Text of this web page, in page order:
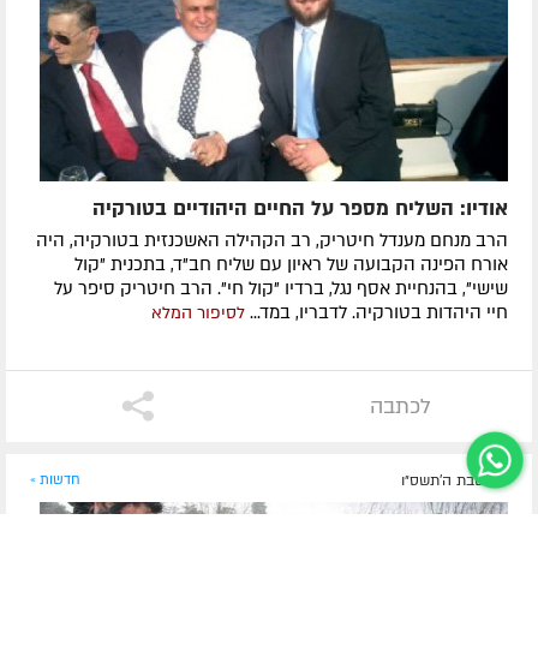
אודיו: השליח מספר על החיים היהודיים בטורקיה
הרב מנחם מענדל חיטריק, רב הקהילה האשכנזית בטורקיה, היה
אורח הפינה הקבועה של ראיון עם שליח חב"ד, בתכנית "קול
שישי", בהנחיית אסף נגל, ברדיו "קול חי". הרב חיטריק סיפר על
חיי היהדות בטורקיה. לדבריו, במד... לסיפור המלא
לכתבה
כ"ז טבת ה׳תשס״ו חדשות »